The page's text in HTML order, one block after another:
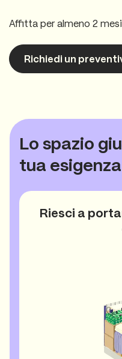
Affitta per almeno 2
Richiedi un
Lo spazio
tua esigenza
Riesci a